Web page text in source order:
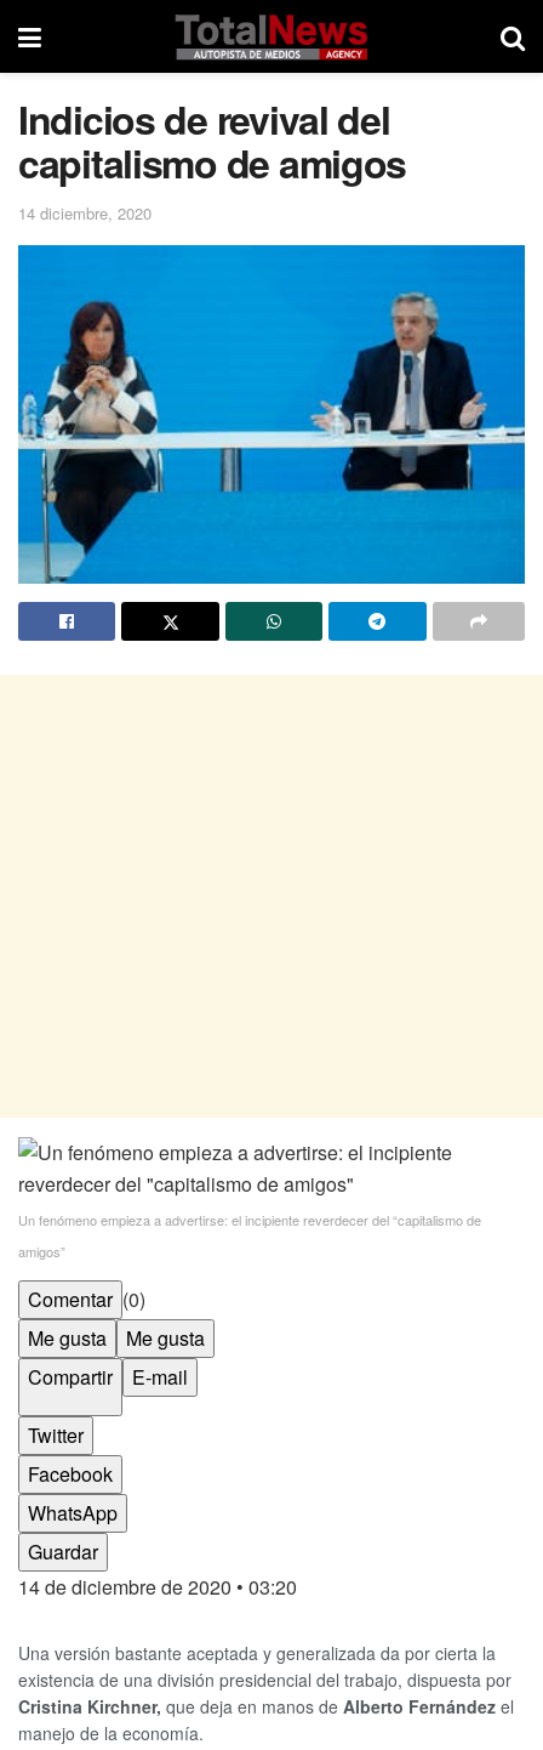
Indicios de revival del
capitalismo de amigos
14 diciembre, 2020
Un fenómeno empieza a advertirse: el incipiente reverdecer del “capitalismo de
amigos”
Comentar (0)
Me gusta
Me gusta
Compartir
E-mail
Twitter
Facebook
WhatsApp
Guardar
14 de diciembre de 2020 • 03:20
Una versión bastante aceptada y generalizada da por cierta la
existencia de una división presidencial del trabajo, dispuesta por
Cristina Kirchner, que deja en manos de Alberto Fernández el
manejo de la economía.